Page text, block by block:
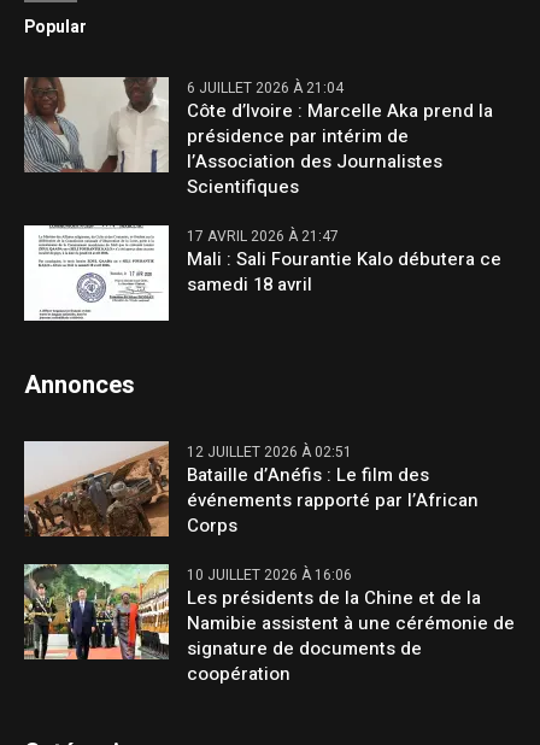
Popular
6 JUILLET 2026 À 21:04
Côte d’Ivoire : Marcelle Aka prend la
présidence par intérim de
l’Association des Journalistes
Scientifiques
17 AVRIL 2026 À 21:47
Mali : Sali Fourantie Kalo débutera ce
samedi 18 avril
Annonces
12 JUILLET 2026 À 02:51
Bataille d’Anéfis : Le film des
événements rapporté par l’African
Corps
10 JUILLET 2026 À 16:06
Les présidents de la Chine et de la
Namibie assistent à une cérémonie de
signature de documents de
coopération